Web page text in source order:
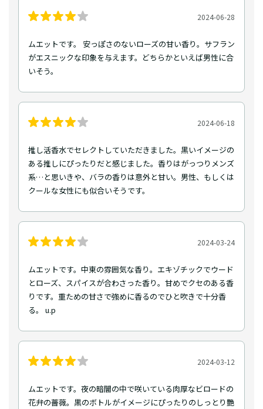
2024-06-28
ムエットです。 安っぽさのないローズの甘い香り。サフラン
がエスニックな印象を与えます。どちらかといえば男性に合
いそう。
2024-06-18
推し活香水でセレクトしていただきました。黒いイメージの
ある推しにぴったりだと感じました。香りはがっつりメンズ
系…と思いきや、バラの香りは意外と甘い。男性、もしくは
クールな女性にも似合いそうです。
2024-03-24
ムエットです。中東の雰囲気な香り。エキゾチックでウード
とローズ、スパイスが合わさった香り。甘めでクセのある香
りです。重ための甘さで強めに香るのでひと吹きで十分香
る。 u.p
2024-03-12
ムエットです。夜の暗闇の中で咲いている肉厚なビロードの
花弁の薔薇。黒のボトルがイメージにぴったりのしっとり艷